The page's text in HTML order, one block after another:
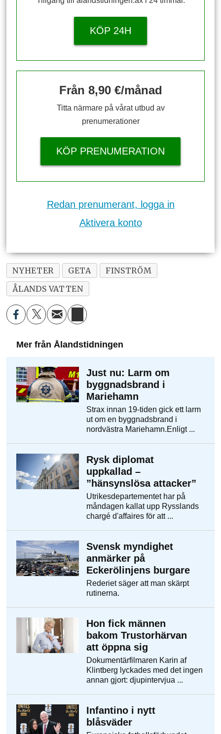
KÖP 24H
Från 8,90 €/månad
Titta närmare på vårat utbud av
prenumerationer
KÖP PRENUMERATION
Redan prenumerant, logga in
Aktivera konto
NYHETER GETA
FINSTRÖM
ÅLANDS VATTEN